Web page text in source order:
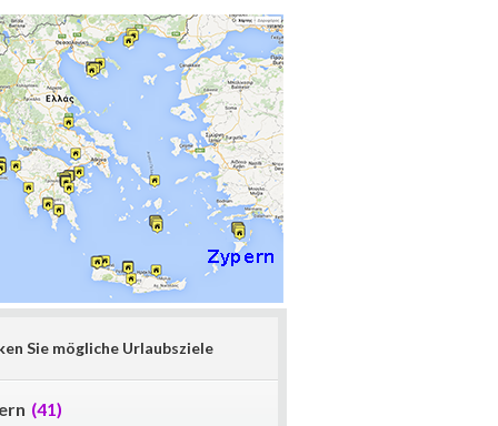
Sie mögliche Urlaubsziele
(41)